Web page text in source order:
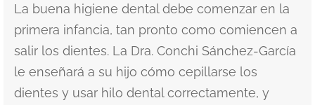
La buena higiene dental debe comenzar en la
primera infancia, tan pronto como comiencen a
salir los dientes. La Dra. Conchi Sánchez-García
le enseñará a su hijo cómo cepillarse los
dientes y usar hilo dental correctamente, y